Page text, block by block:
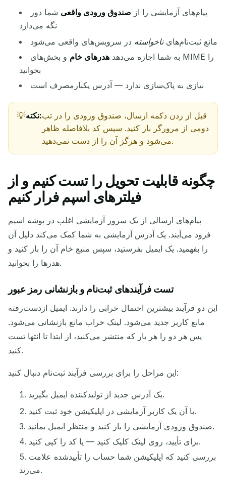
در حال انتظار برای ایمیل‌های ورودی...
به‌روزرسانی
پیام‌های آزمایشی را از صندوق ورودی واقعی شما دور
نگه می‌دارد
مانع ثبت‌نام‌هایناخواسته در سرویس‌های واقعی می‌شود
به شما اجازه می‌دهد هدرهای خام و بخش‌های MIME را
بخوانید
نیازی به پاک‌سازی ندارد — آدرس یکبارمصرف است
نکته:قبل از زدن دکمه ارسال، صندوق ورودی را در تب
دومی از مرورگر باز کنید. سپس کد بلافاصله ظاهر
می‌شود و هرگز آن را از دست نمی‌دهید.
چگونه قابلیت تحویل را تست کنیم و از
فیلترهای اسپم فرار کنیم
پیام‌های ارسالی از یک سرور آزمایشی اغلب در پوشه اسپم
فرود می‌آیند. یک آدرس آزمایشی به شما کمک می‌کند دلیل آن
را بفهمید. یک ایمیل بفرستید، سپس منبع خام آن را باز کنید و
هدرها را بخوانید.
تست فرآیندهای ثبت‌نام و بازنشانی رمز عبور
این دو فرآیند بیشترین احتمال خرابی را دارند. ایمیل ازدست‌رفته
مانع کاربر جدید می‌شود. لینک خراب مانع بازنشانی می‌شود.
پس هر دو را هر بار که منتشر می‌کنید، از ابتدا تا انتها تست
کنید.
این مراحل را برای بررسی فرآیند ثبت‌نام دنبال کنید:
یک آدرس جدید از تولیدکننده ایمیل بگیرید.
با آن یک کاربر آزمایشی در اپلیکیشن خود ثبت کنید.
صندوق ورودی آزمایشی را باز کنید و منتظر ایمیل بمانید.
برای تأیید، روی لینک کلیک کنید — یا کد را کپی کنید.
بررسی کنید که اپلیکیشن شما حساب را تأییدشده علامت
می‌زند.